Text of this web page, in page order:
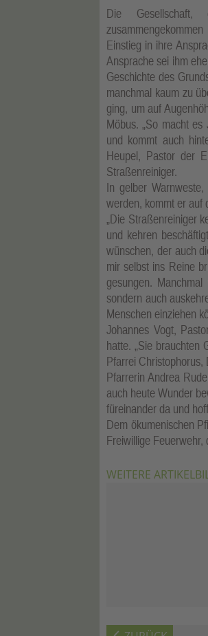
Die Gesellschaft,
Einstieg in ihre
Ansprache sei ihm
Geschichte des
manchmal kaum zu
ging, um auf
Möbus. „So macht
und kommt auch
Heupel, Pastor der
Straßenreiniger.
In gelber
werden, kommt er auf
„Die Straßenreiniger
und kehren
wünschen, der auch
mir selbst ins Reine
gesungen.
sondern auch
Menschen einziehen
Johannes Vogt,
hatte. „Sie brauchten
Pfarrei Christophorus,
Pfarrerin Andrea
auch heute Wunder
füreinander da und
Dem ökumenischen
Freiwillige
WEITERE